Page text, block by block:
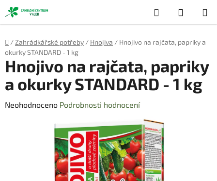
Přejít
na
obsah
Hledat
KOŠÍK
Domů
/ Zahrádkářské potřeby / Hnojiva / Hnojivo na rajčata, papriky a
okurky STANDARD - 1 kg
Hnojivo na rajčata, papriky
a okurky STANDARD - 1 kg
Průměrné
Neohodnoceno Podrobnosti hodnocení